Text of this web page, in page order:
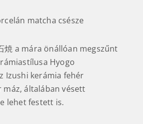
matcha csésze
焼 a mára önállóan megszűnt
Hyogo
Izushi kerámia fehér
általában vésett
lehet festett is.